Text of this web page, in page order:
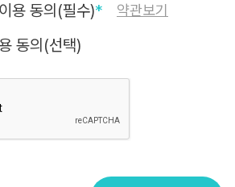
용 동의(필수)* 약관보기
동의(선택)